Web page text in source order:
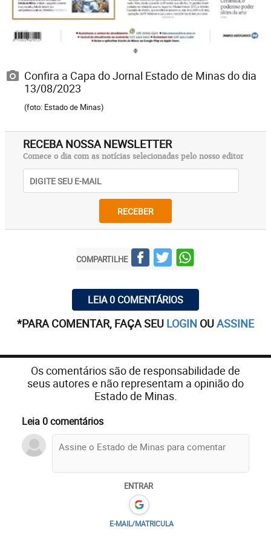
Confira a Capa do Jornal Estado de Minas do dia
13/08/2023
(foto: Estado de Minas)
RECEBA NOSSA NEWSLETTER
Comece o dia com as notícias selecionadas pelo nosso editor
RECEBER
COMPARTILHE
LEIA 0 COMENTÁRIOS
*PARA COMENTAR, FAÇA SEU LOGIN OUASSINE
Os comentários são de responsabilidade de
seus autores e não representam a opinião do
Estado de Minas.
Leia 0 comentários
ENTRAR
E-MAIL/MATRICULA